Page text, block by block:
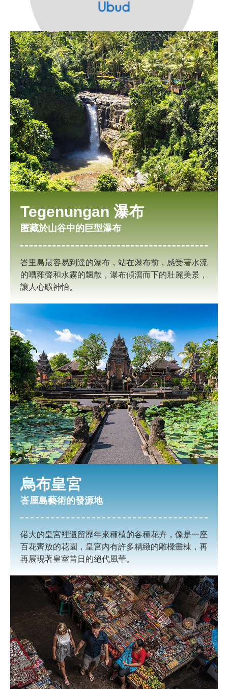
Tegenungan 瀑布
匿藏於山谷中的巨型瀑布
峇里島最容易到達的瀑布，站在瀑布前，感受著水流
的嘈雜聲和水霧的飄散，瀑布傾瀉而下的壯麗美景，
讓人心曠神怡。
烏布皇宮
峇厘島藝術的發源地
偌大的皇宮裡遺留歷年來種植的各種花卉，像是一座
百花齊放的花園，皇宮內有許多精緻的雕樑畫棟，再
再展現著皇室昔日的絕代風華。